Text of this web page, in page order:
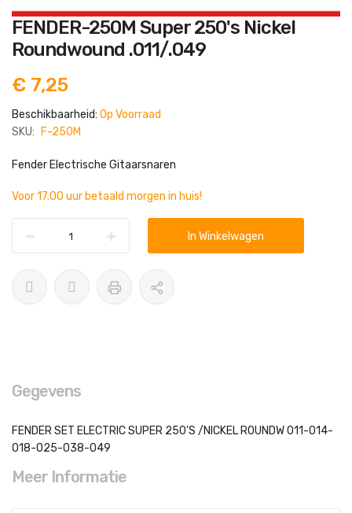
Ga
naar
het
begin
de
afbeeldingen-
FENDER-250M Super 250's Nickel
Roundwound .011/.049
€ 7,25
Beschikbaarheid: Op Voorraad
SKU:
F-250M
Fender Electrische Gitaarsnaren
Voor 17.00 uur betaald morgen in huis!
In Winkelwagen
Gegevens
FENDER SET ELECTRIC SUPER 250'S /NICKEL ROUNDW 011-014-
018-025-038-049
Meer Informatie